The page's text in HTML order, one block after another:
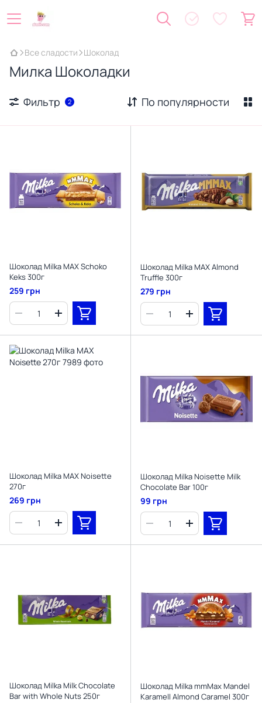
Все сладости Шоколад
Милка Шоколадки
Фильтр 2 По популярности
Шоколад Milka MAX Schoko
Keks 300г
259 грн
Шоколад Milka MAХ Almond
Truffle 300г
279 грн
Шоколад Milka MAХ Noisette
270г
269 грн
Шоколад Milka Noisette Milk
Chocolate Bar 100г
99 грн
Шоколад Milka Milk Chocolate
Bar with Whole Nuts 250г
Шоколад Milka mmMax Mandel
Karamell Almond Caramel 300г